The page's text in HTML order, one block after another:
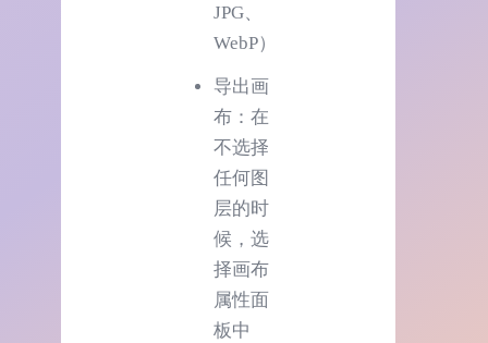
JPG、
WebP）
导出画
布：在
不选择
任何图
层的时
候，选
择画布
属性面
板中